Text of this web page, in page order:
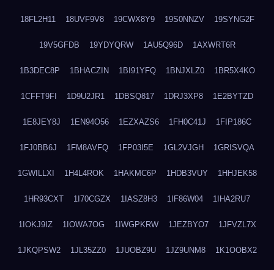
18FL2H11 18UVF9V8 19CWX8Y9 19S0NNZV 19SYNG2F
19V5GFDB 19YDYQRW 1AU5Q96D 1AXWRT6R
1B3DEC8P 1BHACZIN 1BI91YFQ 1BNJXLZ0 1BR5X4KO
1CFFT9FI 1D9U2JR1 1DBSQ817 1DRJ3XP8 1E2BYTZD
1E8JEY8J 1EN94O56 1EZXAZS6 1FH0C41J 1FIP186C
1FJ0BB6J 1FM8AVFQ 1FP03I5E 1GL2VJGH 1GRISVQA
1GWILLXI 1H4L4ROK 1HAKMC6P 1HDB3VUY 1HHJEK58
1HR93CXT 1I70CGZX 1IASZ8H3 1IF86W04 1IHA2RU7
1IOKJ9IZ 1IOWA7OG 1IWGPKRW 1JEZBYO7 1JFVZL7X
1JKQPSW2 1JL35ZZ0 1JUOBZ9U 1JZ9UNM8 1K1OOBX2